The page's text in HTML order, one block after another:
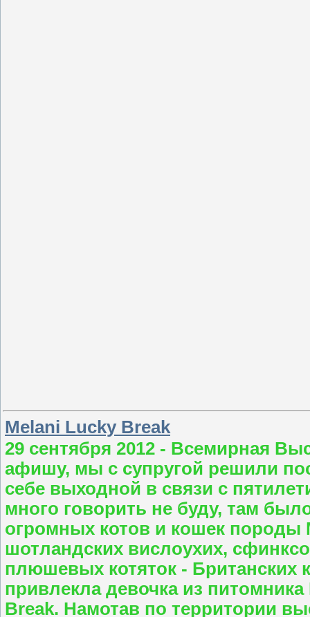
Melani Lucky Break
29 сентября 2012 - Всемирная
афишу, мы с супругой решили
себе выходной в связи с
много говорить не буду, там
огромных котов и кошек породы
шотландских вислоухих,
плюшевых котяток - Британских
привлекла девочка из
Break. Намотав по территории